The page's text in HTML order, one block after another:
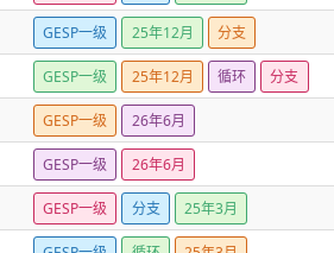
GESP一级 25年12月 分支
GESP一级 25年12月 循环 分支
GESP一级 26年6月
GESP一级 26年6月
GESP一级 分支 25年3月